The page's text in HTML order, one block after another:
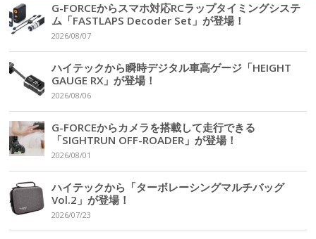
G-FORCEからスマホ対応RCラップタイミングシステ
ム「FASTLAPS Decoder Set」が登場！
2026/08/07
ハイテックから瞬時デジタル車高ゲージ「HEIGHT
GAUGE RX」が登場！
2026/08/06
G-FORCEからカメラを搭載して走行できる
「SIGHTRUN OFF-ROADER」が登場！
2026/08/01
ハイテックから「ターボレーシングマルチバッグ
Vol.2」が登場！
2026/07/23